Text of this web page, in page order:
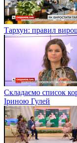
Тархун: правил
Складаємо список
Іриною Гулей